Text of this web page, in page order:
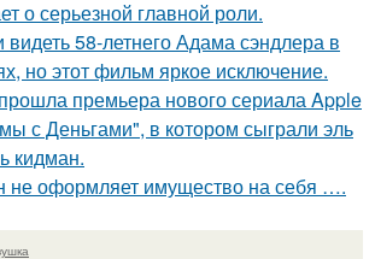
о серьезной главной роли.
58-летнего Адама сэндлера в
но этот фильм яркое исключение.
премьера нового сериала Apple
с Деньгами", в котором сыграли эль
кидман.
не оформляет имущество на себя ….